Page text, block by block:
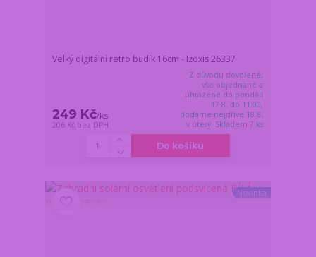
Velký digitální retro budík 16cm - Izoxis 26337
249 Kč/ks
206 Kč bez DPH
Z důvodu dovolené,
vše objednané a
uhrazené do pondělí
17.8. do 11:00,
dodáme nejdříve 18.8.
v úterý. Skladem 7 ks
Do košíku
Novinka